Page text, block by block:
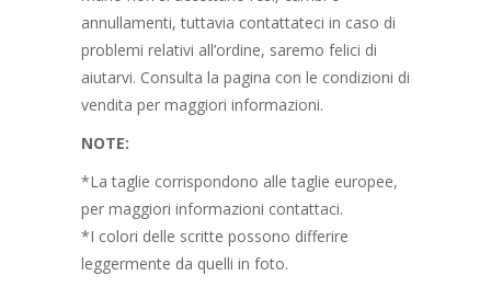
annullamenti, tuttavia contattateci in caso di
problemi relativi all’ordine, saremo felici di
aiutarvi. Consulta la pagina con le condizioni di
vendita per maggiori informazioni.
NOTE:
*La taglie corrispondono alle taglie europee,
per maggiori informazioni contattaci.
*I colori delle scritte possono differire
leggermente da quelli in foto.